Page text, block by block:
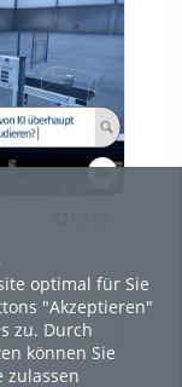
optimal für Sie
"Akzeptieren"
zu. Durch
können Sie
zulassen